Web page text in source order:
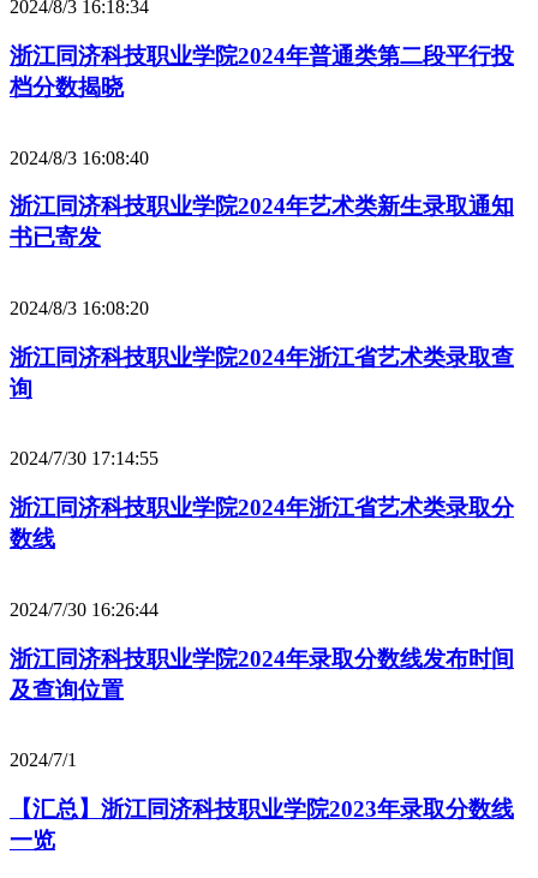
2024/8/3 16:18:34
浙江同济科技职业学院2024年普通类第二段平行投
档分数揭晓
2024/8/3 16:08:40
浙江同济科技职业学院2024年艺术类新生录取通知
书已寄发
2024/8/3 16:08:20
浙江同济科技职业学院2024年浙江省艺术类录取查
询
2024/7/30 17:14:55
浙江同济科技职业学院2024年浙江省艺术类录取分
数线
2024/7/30 16:26:44
浙江同济科技职业学院2024年录取分数线发布时间
及查询位置
2024/7/1
【汇总】浙江同济科技职业学院2023年录取分数线
一览